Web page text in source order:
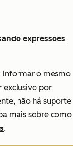
expressões
informar o mesmo
exclusivo por
não há suporte
mais sobre como
.